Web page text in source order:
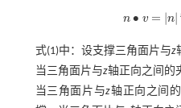
n ∙ v = |n|
n∙ v= n*vc os θ
式(1)中：设支撑三角面片与z
当三角面片与z轴正向之间的
当三角面片与z轴正向之间